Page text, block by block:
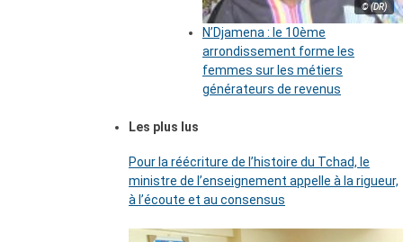
© (DR)
N’Djamena : le 10ème
arrondissement forme les
femmes sur les métiers
générateurs de revenus
Les plus lus
Pour la réécriture de l’histoire du Tchad, le
ministre de l’enseignement appelle à la rigueur,
à l’écoute et au consensus